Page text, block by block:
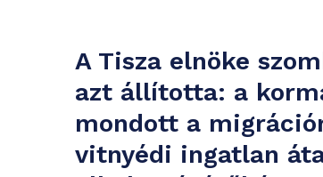
A Tisza elnöke
azt állította: a
mondott a
vitnyédi ingatlan